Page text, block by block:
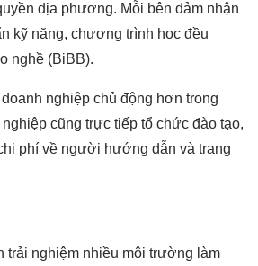
địa phương. Mỗi bên đảm nhận
kỹ năng, chương trình học đều
nghề (BiBB).
nghiệp chủ động hơn trong
cũng trực tiếp tổ chức đào tạo,
phí về người hướng dẫn và trang
nghiệm nhiều môi trường làm